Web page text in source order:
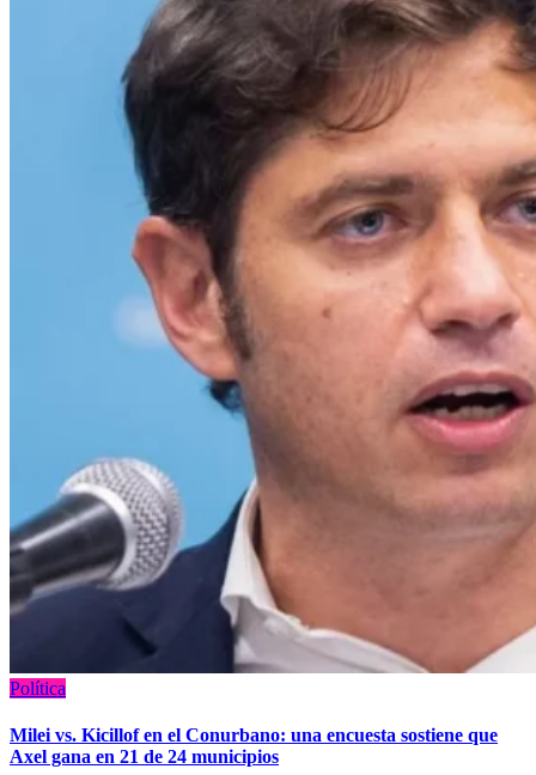
Política
Milei vs. Kicillof en el Conurbano: una encuesta sostiene que
Axel gana en 21 de 24 municipios